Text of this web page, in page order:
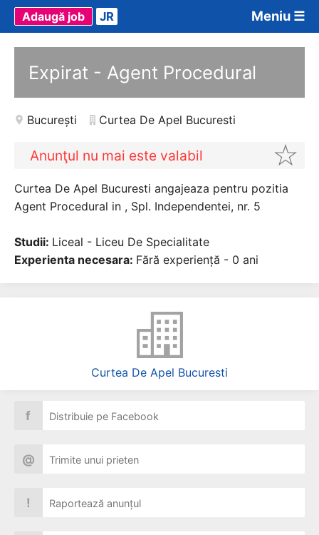
Meniu ☰
Adaugă job JR
Expirat - Agent Procedural
București Curtea De Apel Bucuresti
Anunţul nu mai este valabil
Curtea De Apel Bucuresti angajeaza pentru pozitia
Agent Procedural in , Spl. Independentei, nr. 5
Studii: Liceal - Liceu De Specialitate
Experienta necesara: Fără experiență - 0 ani
Curtea De Apel Bucuresti
f Distribuie pe Facebook
@ Trimite unui prieten
! Raportează anunțul